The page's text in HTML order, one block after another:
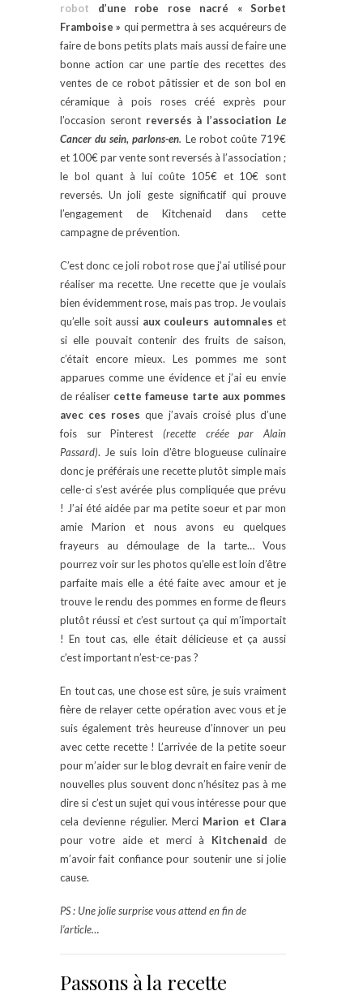
robot d’une robe rose nacré « Sorbet
Framboise » qui permettra à ses acquéreurs de
faire de bons petits plats mais aussi de faire une
bonne action car une partie des recettes des
ventes de ce robot pâtissier et de son bol en
céramique à pois roses créé exprès pour
l’occasion seront reversés à l’associationLe
Cancer du sein, parlons-en. Le robot coûte 719€
et 100€ par vente sont reversés à l’association ;
le bol quant à lui coûte 105€ et 10€ sont
reversés. Un joli geste significatif qui prouve
l’engagement de Kitchenaid dans cette
campagne de prévention.
C’est donc ce joli robot rose que j’ai utilisé pour
réaliser ma recette. Une recette que je voulais
bien évidemment rose, mais pas trop. Je voulais
qu’elle soit aussi aux couleurs automnales et
si elle pouvait contenir des fruits de saison,
c’était encore mieux. Les pommes me sont
apparues comme une évidence et j’ai eu envie
de réaliser cette fameuse tarte aux pommes
avec ces roses que j’avais croisé plus d’une
fois sur Pinterest (recette créée par Alain
Passard). Je suis loin d’être blogueuse culinaire
donc je préférais une recette plutôt simple mais
celle-ci s’est avérée plus compliquée que prévu
! J’ai été aidée par ma petite soeur et par mon
amie Marion et nous avons eu quelques
frayeurs au démoulage de la tarte… Vous
pourrez voir sur les photos qu’elle est loin d’être
parfaite mais elle a été faite avec amour et je
trouve le rendu des pommes en forme de fleurs
plutôt réussi et c’est surtout ça qui m’importait
! En tout cas, elle était délicieuse et ça aussi
c’est important n’est-ce-pas ?
En tout cas, une chose est sûre, je suis vraiment
fière de relayer cette opération avec vous et je
suis également très heureuse d’innover un peu
avec cette recette ! L’arrivée de la petite soeur
pour m’aider sur le blog devrait en faire venir de
nouvelles plus souvent donc n’hésitez pas à me
dire si c’est un sujet qui vous intéresse pour que
cela devienne régulier. Merci Marion et Clara
pour votre aide et merci à Kitchenaid de
m’avoir fait confiance pour soutenir une si jolie
cause.
PS : Une jolie surprise vous attend en fin de
l’article…
Passons à la recette